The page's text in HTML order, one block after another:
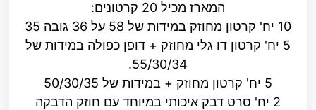
המארז מכיל 20 קרטונים:
10 יח' קרטון מחוזק במידות של 58 על 36 גובה 35
5 יח' קרטון דו גלי מחוזק + דופן כפולה במידות של
55/30/34.
5 יח' קרטון מחוזק + במידות של 50/30/35
2 יח' סרט דבק איכותי במיוחד עם חוזק הדבקה